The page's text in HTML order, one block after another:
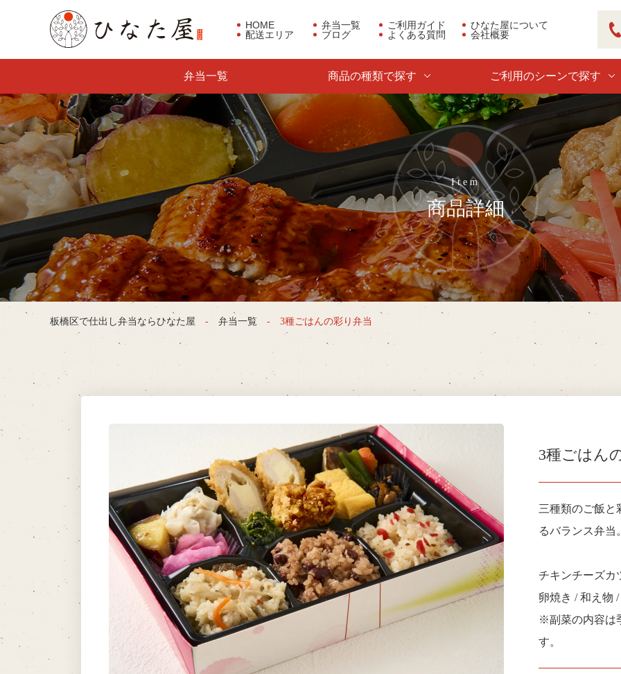
東京都板橋区で仕出し弁当な
HOME 弁当一覧 ご利用ガイド
ひなた屋について
配送エリア
ブログ よくある質問 会社概要
弁当一覧 商品の種類で探す ご利用のシーンで探す
商品詳細
板橋区で仕出し弁当ならひなた屋 弁当一覧 3種ごはんの彩り弁当
3種ごはん
三種類のご飯と
るバランス弁当
チキンチーズカ
卵焼き / 和え物
※副菜の内容は
す。